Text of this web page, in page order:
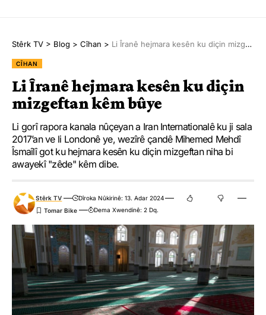
Stêrk TV > Blog > Cîhan > Li Îranê hejmara kesên ku diçin mizgeftan kêm bûye
CÎHAN
Li Îranê hejmara kesên ku diçin
mizgeftan kêm bûye
Li gorî rapora kanala nûçeyan a Iran Internationalê ku ji sala
2017’an ve li Londonê ye, wezîrê çandê Mihemed Mehdî
Îsmaîlî got ku hejmara kesên ku diçin mizgeftan niha bi
awayekî "zêde" kêm dibe.
Stêrk TV
Dîroka Nûkirinê: 13. Adar 2024
Dema Xwendinê: 2 Dq.